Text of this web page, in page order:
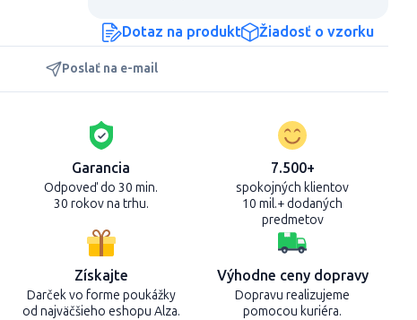
Dotaz na produkt Žiadosť o vzorku
Poslať na e-mail
Garancia
Odpoveď do 30 min.
30 rokov na trhu.
7.500+
spokojných klientov
10 mil.+ dodaných
predmetov
Získajte
Darček vo forme poukážky
od najväčšieho eshopu Alza.
Výhodne ceny dopravy
Dopravu realizujeme
pomocou kuriéra.